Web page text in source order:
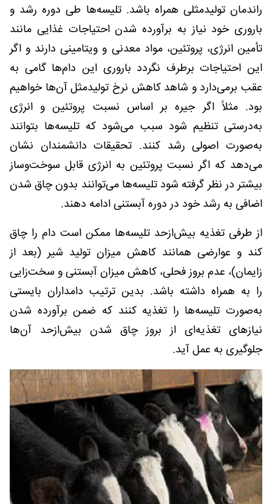
راندمان تولیدمثلی همراه باشد. تلیسه‌ها طی دوره رشد و
باروری خود نیاز به برآورده شدن احتیاجات غذایی مانند
تأمین انرژی، پروتئین، مواد معدنی و ویتامینی دارند و اگر
این احتیاجات برطرف نگردد باروری این دام‌ها گامی به
عقب برمی‌دارد و شاهد کاهش نرخ تولیدمثل آن‌ها خواهیم
بود. مثلاً اگر جیره بر اساس نسبت پروتئین و انرژی
به‌درستی تنظیم شود سبب می‌شود که تلیسه‌ها بتوانند
به‌صورت اصولی رشد کنند. تحقیقات دانشمندان نشان
می‌دهد که اگر نسبت پروتئین به انرژی قابل سوخت‌وساز
بیشتر در نظر گرفته شود تلیسه‌ها می‌توانند بدون چاق شدن
اضافی به رشد خود در دوره آبستنی ادامه دهند.
از طرفی تغذیه بیش‌ازحد تلیسه‌ها ممکن است دام را چاق
کند و عوارضی همانند کاهش میزان تولید شیر (بعد از
زایمان)، عدم بروز فحلی، کاهش میزان آبستنی و سخت‌زایی
را به همراه داشته باشد. بدین ترتیب دامداران بایستی
به‌صورت تلیسه‌ها را تغذیه کنند که ضمن برآورده شدن
نیازهای تغذیه‌ای از بروز چاق شدن بیش‌ازحد آن‌ها
جلوگیری به عمل آید.